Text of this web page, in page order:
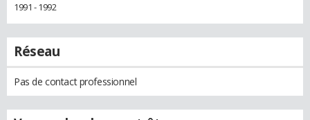
1991 - 1992
Réseau
Pas de contact professionnel